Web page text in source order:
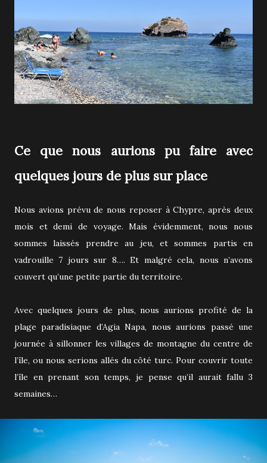
Ce que nous aurions pu faire avec
quelques jours de plus sur place
Nous avions prévu de nous reposer à Chypre, après deux
mois et demi de voyage. Mais évidemment, nous nous
sommes laissés prendre au jeu, et sommes partis en
vadrouille 7 jours sur 8…. Et malgré cela, nous n’avons
couvert qu’une petite partie du territoire.
Avec quelques jours de plus, nous aurions profité de la
plage paradisiaque d’Agia Napa, nous aurions passé une
journée à sillonner les villages de montagne du centre de
l’île, ou nous serions allés du côté turc. Pour couvrir toute
l’île en prenant son temps, je pense qu’il aurait fallu 3
semaines…